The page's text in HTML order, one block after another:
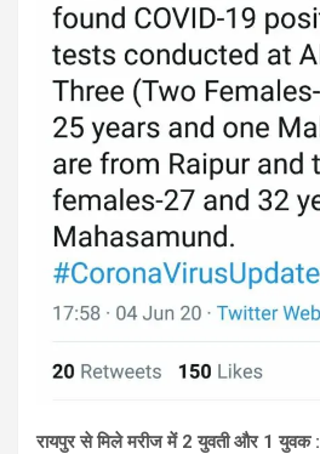
रायपुर से मिले मरीज में 2 युवती और 1 युवक :